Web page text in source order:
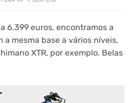
6.399 euros, encontramos a
a mesma base a vários níveis,
XTR, por exemplo. Belas